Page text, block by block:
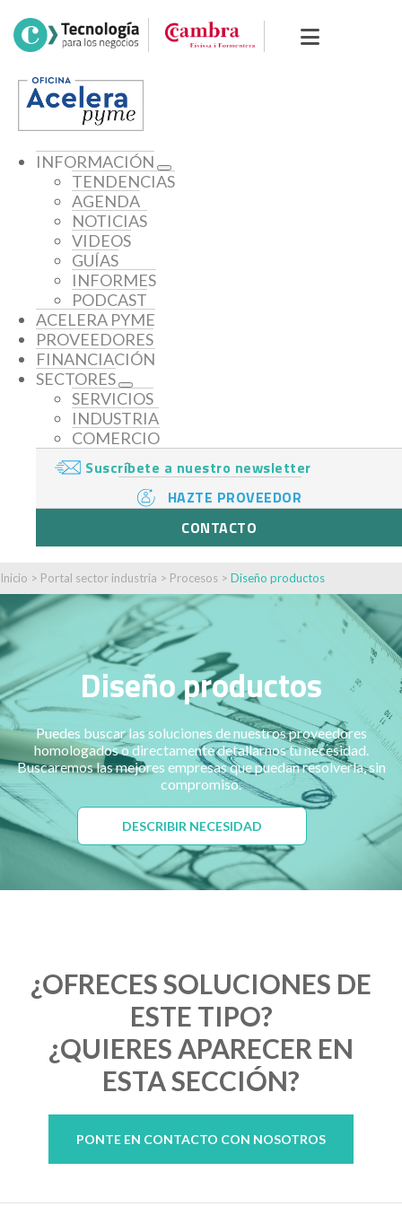
INFORMACIÓN
TENDENCIAS
AGENDA
NOTICIAS
VIDEOS
GUÍAS
INFORMES
PODCAST
ACELERA PYME
PROVEEDORES
FINANCIACIÓN
SECTORES
SERVICIOS
INDUSTRIA
COMERCIO
Suscríbete a nuestro newsletter
HAZTE PROVEEDOR
CONTACTO
Inicio > Portal sector industria > Procesos > Diseño productos
Diseño productos
Puedes buscar las soluciones de nuestros proveedores
homologados o directamente detallarnos tu necesidad.
Buscaremos las mejores empresas que puedan resolverla, sin
compromiso.
DESCRIBIR NECESIDAD
¿OFRECES SOLUCIONES DE
ESTE TIPO?
¿QUIERES APARECER EN
ESTA SECCIÓN?
PONTE EN CONTACTO CON NOSOTROS